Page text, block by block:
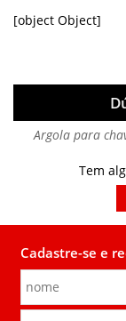
[object Object]
Argola para
Tem
Cadastre-se e